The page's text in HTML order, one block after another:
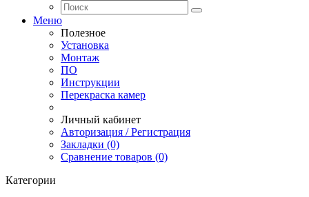
Меню
Полезное
Установка
Монтаж
ПО
Инструкции
Перекраска камер
Личный кабинет
Авторизация / Регистрация
Закладки (0)
Сравнение товаров (0)
Категории